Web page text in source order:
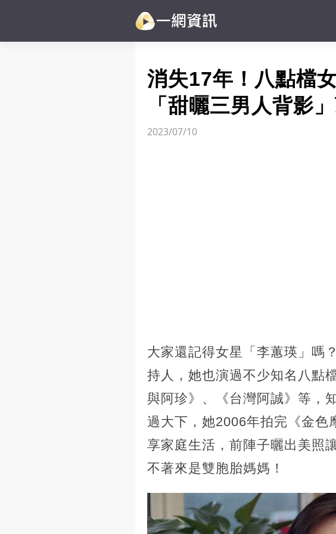
消失17年！八點檔
「甜曬三男人背影
2023/07/10
大家還記得女星「李蕙瑛」嗎
持人，她也演過不少知名八點
與阿珍》、《台灣阿誠》等，
過大下，她2006年拍完《金色
享家庭生活，前陣子曬出美照
不著來是雙胞胎媽媽！